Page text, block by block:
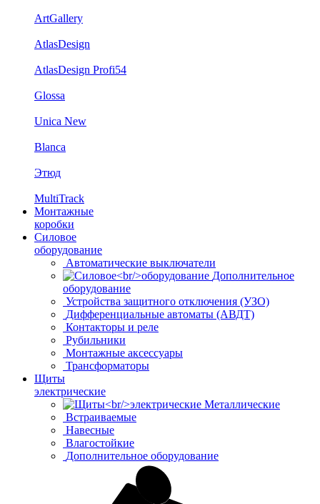
ArtGallery
AtlasDesign
AtlasDesign Profi54
Glossa
Unica New
Blanca
Этюд
MultiTrack
Монтажные
коробки
Силовое
оборудование
Автоматические выключатели
Дополнительное
оборудование
Устройства защитного отключения (УЗО)
Дифференциальные автоматы (АВДТ)
Контакторы и реле
Рубильники
Монтажные аксессуары
Трансформаторы
Щиты
электрические
Металлические
Встраиваемые
Навесные
Влагостойкие
Дополнительное оборудование